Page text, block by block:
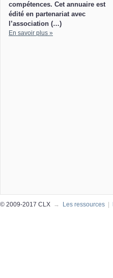
compétences. Cet annuaire est
édité en partenariat avec
l’association (…)
En savoir plus »
© 2009-2017 CLX → Les ressources